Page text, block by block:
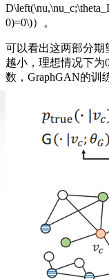
0)=0\)）。
可以看出这两部分期
越小，理想情况下为
数，GraphGAN的训